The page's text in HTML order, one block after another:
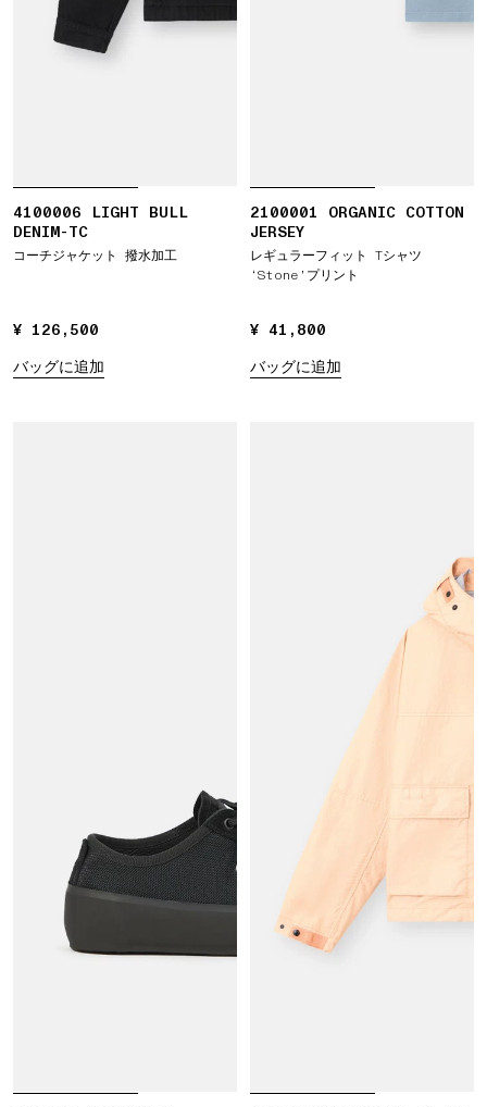
4100006 LIGHT BULL
DENIM-TC
コーチジャケット 撥水加工
¥ 126,500
¥ 126,500
バッグに追加
2100001 ORGANIC COTTON
JERSEY
レギュラーフィット Tシャツ
‘Stone’プリント
¥ 41,800
¥ 41,800
バッグに追加